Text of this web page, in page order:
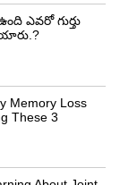
రేవంత్ రెడ్డి
ఇచ్చిన
నియామక
సర్వమతాలకు